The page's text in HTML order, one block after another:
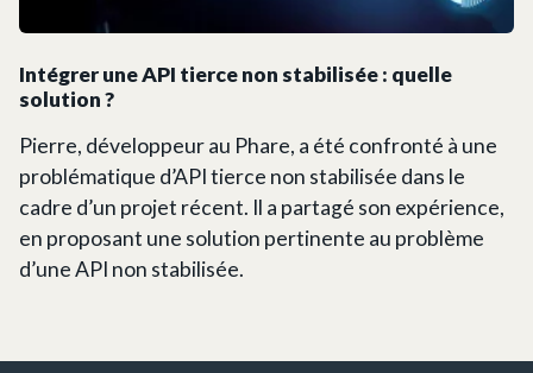
Intégrer une API tierce non stabilisée : quelle
solution ?
Pierre, développeur au Phare, a été confronté à une
problématique d’API tierce non stabilisée dans le
cadre d’un projet récent. Il a partagé son expérience,
en proposant une solution pertinente au problème
d’une API non stabilisée.